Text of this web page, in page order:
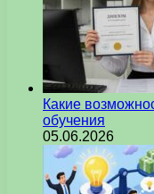
Какие
обучения
05.06.2026